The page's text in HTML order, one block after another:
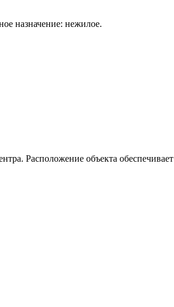
назначение: нежилое.
Расположение объекта обеспечивает